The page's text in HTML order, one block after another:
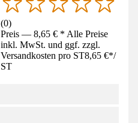
(0)
Preis — 8,65 € * Alle Preise
inkl. MwSt. und ggf. zzgl.
Versandkosten pro ST8,65 €*/
ST